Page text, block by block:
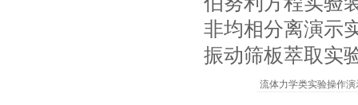
非均相分离演示
振动筛板萃取实
流体力学类实验操作演